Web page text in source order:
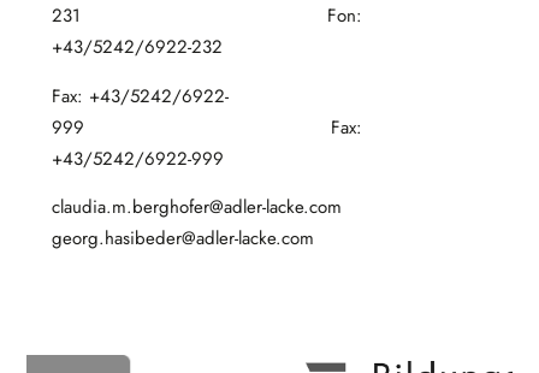
231 Fon:
+43/5242/6922-232
Fax: +43/5242/6922-
999 Fax:
+43/5242/6922-999
claudia.m.berghofer@adler-lacke.com
georg.hasibeder@adler-lacke.com